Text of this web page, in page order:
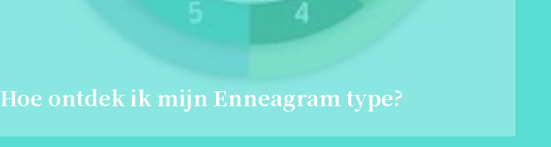
Hoe ontdek ik mijn Enneagram type?